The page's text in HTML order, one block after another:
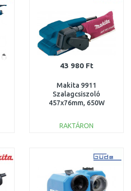
43 980 Ft
Makita 9911
Szalagcsiszoló
457x76mm, 650W
RAKTÁRON
Összehasonlítás